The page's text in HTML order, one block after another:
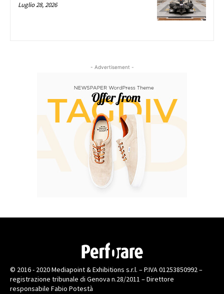
Luglio 28, 2026
- Advertisement -
© 2016 - 2020 Mediapoint & Exhibitions s.r.l. – P.IVA 01253850992 –
registrazione tribunale di Genova n.28/2011 – Direttore
responsabile Fabio Potestà